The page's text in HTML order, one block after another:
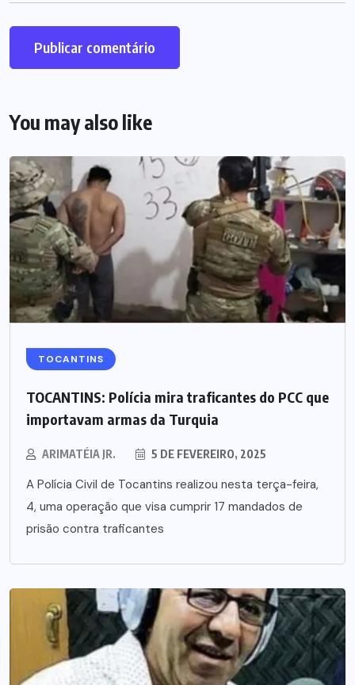
You may also like
TOCANTINS
TOCANTINS: Polícia mira traficantes do PCC que
importavam armas da Turquia
ARIMATÉIA JR. 5 DE FEVEREIRO, 2025
A Polícia Civil de Tocantins realizou nesta terça-feira,
4, uma operação que visa cumprir 17 mandados de
prisão contra traficantes